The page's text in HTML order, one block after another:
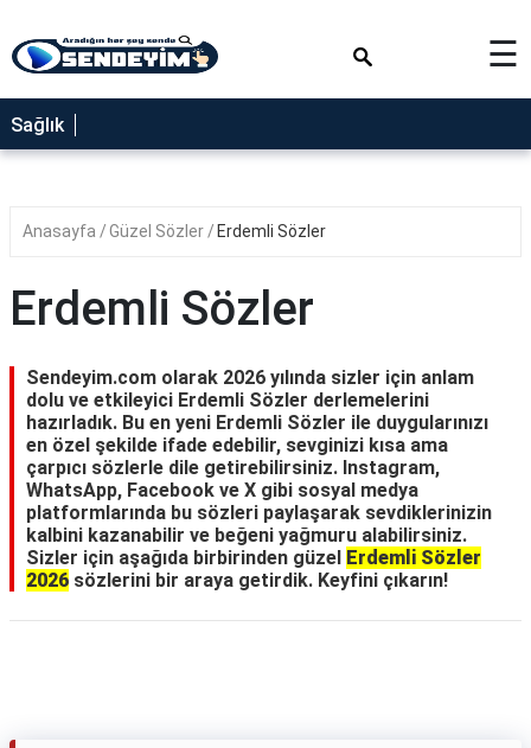
SAĞLIK
NEDİR
YEMEK
RÜYA
GEZİLECEK
YERLER
BLOG
☰
Sağlık
Anasayfa Güzel Sözler Erdemli Sözler
Erdemli Sözler
Sendeyim.com olarak 2026 yılında sizler için anlam
dolu ve etkileyici Erdemli Sözler derlemelerini
hazırladık. Bu en yeni Erdemli Sözler ile duygularınızı
en özel şekilde ifade edebilir, sevginizi kısa ama
çarpıcı sözlerle dile getirebilirsiniz. Instagram,
WhatsApp, Facebook ve X gibi sosyal medya
platformlarında bu sözleri paylaşarak sevdiklerinizin
kalbini kazanabilir ve beğeni yağmuru alabilirsiniz.
Sizler için aşağıda birbirinden güzel Erdemli Sözler
2026 sözlerini bir araya getirdik. Keyfini çıkarın!